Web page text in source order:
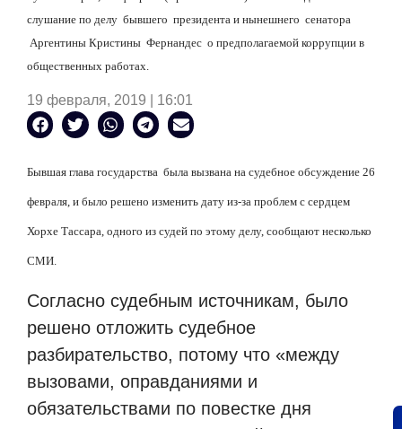
слушание по делу бывшего президента и нынешнего сенатора
Аргентины Кристины Фернандес о предполагаемой коррупции в
общественных работах.
19 февраля, 2019 | 16:01
Бывшая глава государства была вызвана на судебное обсуждение 26
февраля, и было решено изменить дату из-за проблем с сердцем
Хорхе Тассара, одного из судей по этому делу, сообщают несколько
СМИ.
Согласно судебным источникам, было
решено отложить судебное
разбирательство, потому что «между
вызовами, оправданиями и
обязательствами по повестке дня